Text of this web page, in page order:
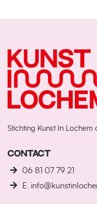
Stichting Kunst In Lochem
CONTACT
06 81 07 79 21
E.